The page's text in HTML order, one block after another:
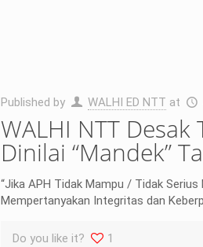
Published by WALHI ED NTT at
WALHI NTT
Dinilai “Mandek”
“Jika APH Tidak Mampu / Tidak
Mempertanyakan Integritas dan
Do you like it? 1